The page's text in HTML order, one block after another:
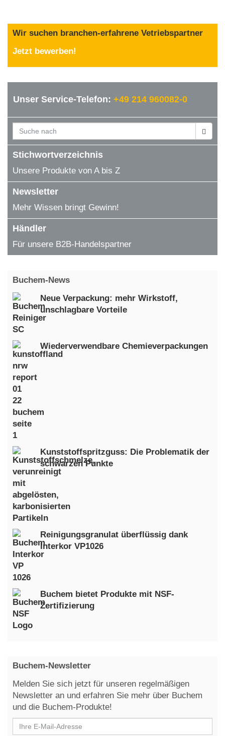
Wir suchen branchen-erfahrene Vetriebspartner
Jetzt bewerben!
Unser Service-Telefon: +49 214 960082-0
Stichwortverzeichnis
Unsere Produkte von A bis Z
Newsletter
Mehr Wissen bringt Gewinn!
Händler
Für unsere B2B-Handelspartner
Buchem-News
Neue Verpackung: mehr Wirkstoff,
unschlagbare Vorteile
Wiederverwendbare Chemieverpackungen
Kunststoffspritzguss: Die Problematik der
schwarzen Punkte
Reinigungsgranulat überflüssig dank
Interkor VP1026
Buchem bietet Produkte mit NSF-
Zertifizierung
Buchem-Newsletter
Melden Sie sich jetzt für unseren regelmäßigen
Newsletter an und erfahren Sie mehr über Buchem
und die Buchem-Produkte!